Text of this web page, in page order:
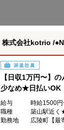
株式会社kotrio /
派遣社員
【日収1万円〜】
少なめ★日払いOK
給与
時給1500
職種
築山駅近く
勤務地
広陵町【最